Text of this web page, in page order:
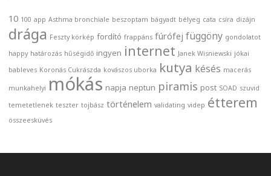
10 100 app Asthma bronchiale beszoptam bágyadt bélyeg cata csíra dizájn
drága Feszty körkép fordító frappáns fúrófej függöny gondolatot
happy határozás hűségidő ingyen internet Janek Wisniewski jókai
bableves Koronás Cukrászda kovászos uborka kutya késés macerás
munkahelyi mókás napja neptun piramis post SOAD szuvid
temetetlenek teszter tojbász történelem validating videp étterem
összeesküvés